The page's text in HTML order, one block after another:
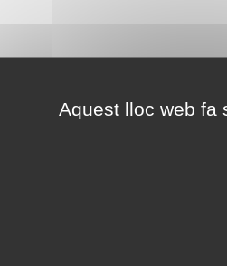
Aquest lloc web fa